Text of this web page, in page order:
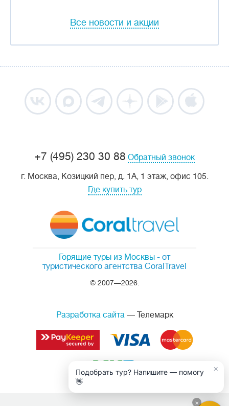
Все новости и акции
Горящие туры из Москвы - от
туристического агентства CoralTravel
© 2007—2026.
+7 (495) 230 30 88 Обратный звонок
г. Москва, Козицкий пер, д. 1А, 1 этаж, офис 105.
Где купить тур
Разработка сайта— Телемарк
×
Подобрать тур? Напишите — помогу
👋
×